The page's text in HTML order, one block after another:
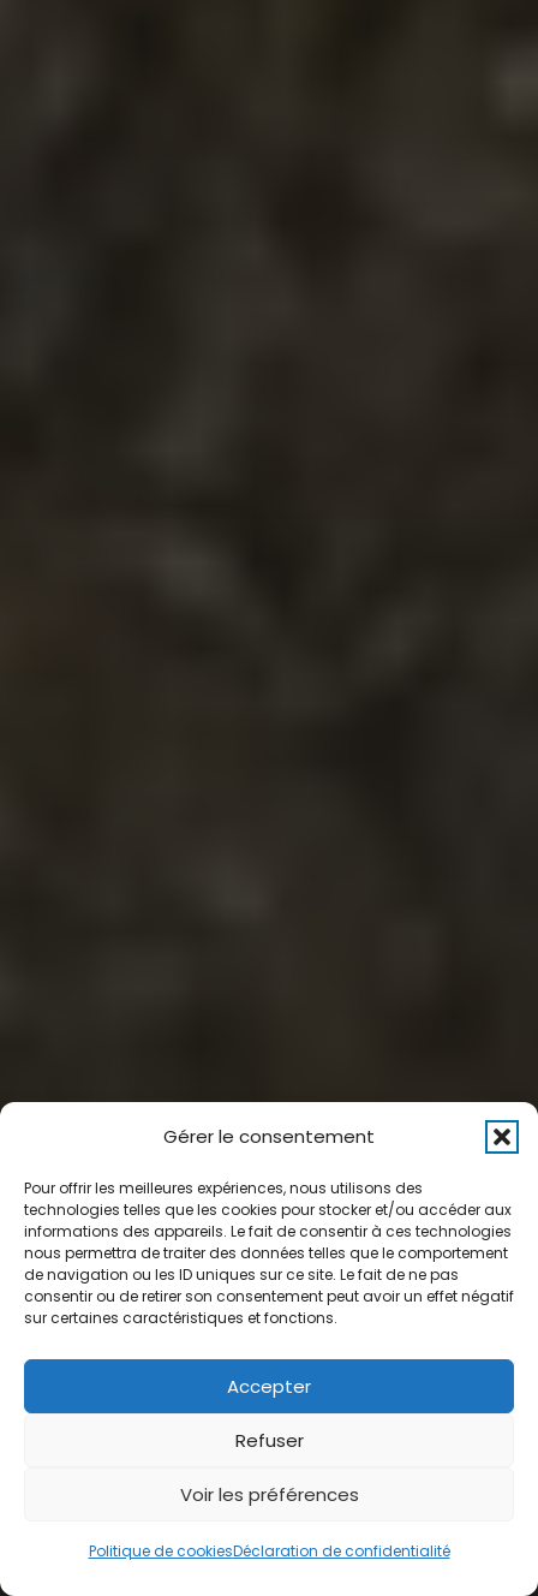
Gérer le consentement
Pour offrir les meilleures expériences, nous utilisons des
technologies telles que les cookies pour stocker et/ou accéder aux
informations des appareils. Le fait de consentir à ces technologies
nous permettra de traiter des données telles que le comportement
de navigation ou les ID uniques sur ce site. Le fait de ne pas
consentir ou de retirer son consentement peut avoir un effet négatif
sur certaines caractéristiques et fonctions.
Accepter
Refuser
Voir les préférences
Politique de cookiesDéclaration de confidentialité
Stihl MS 251 :
bois de
chauffage et
usage
polyvalent
BOIS & FORÊT Publié le9 Juil à 8h54